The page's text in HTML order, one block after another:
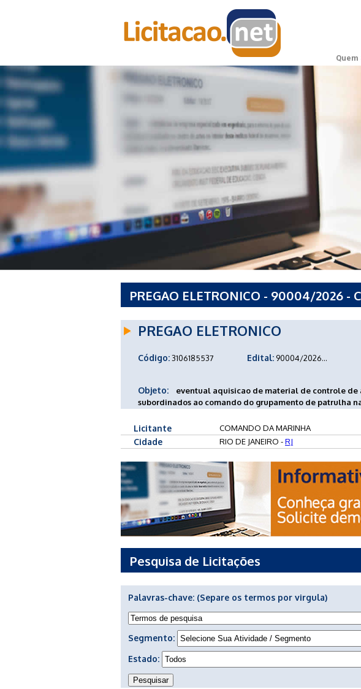
Quem
PREGAO ELETRONICO - 90004/2026 -
PREGAO ELETRONICO
Código:3106185537 Edital: 90004/2026...
Objeto:
eventual aquisicao de material de controle de
subordinados ao comando do grupamento de patrulha
Licitante COMANDO DA MARINHA
Cidade RIO DE JANEIRO -RJ
Pesquisa de Licitações
Palavras-chave: (Separe os termos por virgula)
Segmento:
Estado: